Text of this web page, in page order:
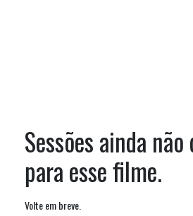
Sessões ainda
para esse filme.
Volte em breve.